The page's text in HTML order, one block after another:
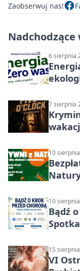
Zaobserwuj nas!
6 sierpnia
7 sierpnia
10
10
Bądź
15
VI